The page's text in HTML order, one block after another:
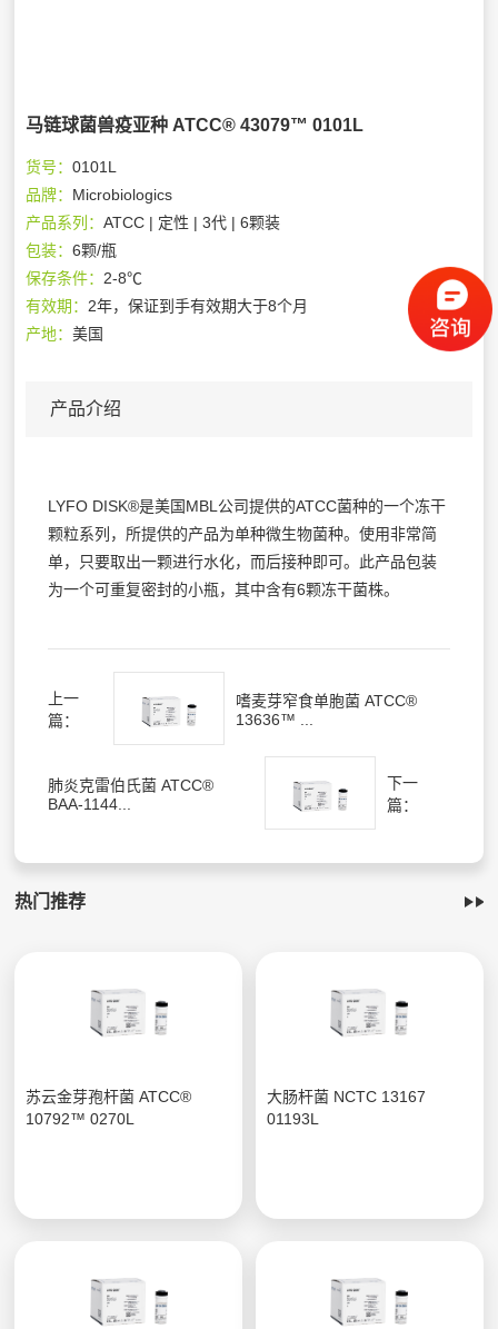
马链球菌兽疫亚种 ATCC® 43079™ 0101L
货号：0101L
品牌： Microbiologics
产品系列：ATCC | 定性 | 3代 | 6颗装
包装：6颗/瓶
保存条件： 2-8℃
有效期： 2年，保证到手有效期大于8个月
产地：美国
产品介绍
LYFO DISK®是美国MBL公司提供的ATCC菌种的一个冻干
颗粒系列，所提供的产品为单种微生物菌种。使用非常简
单，只要取出一颗进行水化，而后接种即可。此产品包装
为一个可重复密封的小瓶，其中含有6颗冻干菌株。
上一
篇：
嗜麦芽窄食单胞菌 ATCC®
13636™ ...
肺炎克雷伯氏菌 ATCC®
BAA-1144...
下一
篇：
热门推荐
苏云金芽孢杆菌 ATCC®
10792™ 0270L
大肠杆菌 NCTC 13167
01193L